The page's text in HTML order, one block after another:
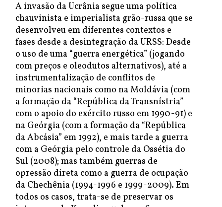
A invasão da Ucrânia segue uma política
chauvinista e imperialista grão-russa que se
desenvolveu em diferentes contextos e
fases desde a desintegração da URSS: Desde
o uso de uma “guerra energética” (jogando
com preços e oleodutos alternativos), até a
instrumentalização de conflitos de
minorias nacionais como na Moldávia (com
a formação da “República da Transnístria”
com o apoio do exército russo em 1990-91) e
na Geórgia (com a formação da “República
da Abcásia” em 1992), e mais tarde a guerra
com a Geórgia pelo controle da Ossétia do
Sul (2008); mas também guerras de
opressão direta como a guerra de ocupação
da Chechênia (1994-1996 e 1999-2009). Em
todos os casos, trata-se de preservar os